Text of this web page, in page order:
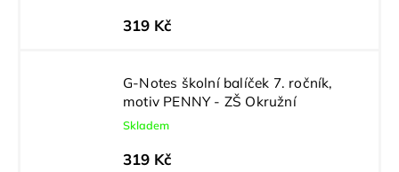
319 Kč
G-Notes školní balíček 7. ročník,
motiv PENNY - ZŠ Okružní
Skladem
319 Kč